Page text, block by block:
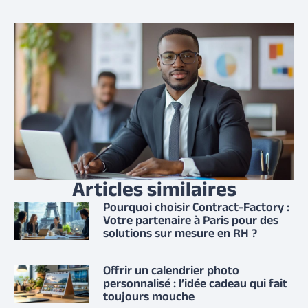
Articles similaires
Pourquoi choisir Contract-Factory :
Votre partenaire à Paris pour des
solutions sur mesure en RH ?
Offrir un calendrier photo
personnalisé : l’idée cadeau qui fait
toujours mouche